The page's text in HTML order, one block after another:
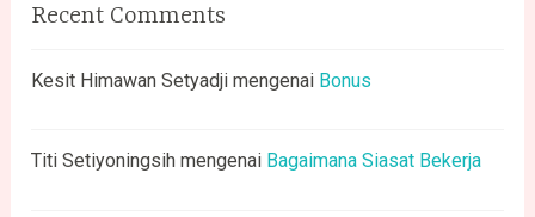
Recent Comments
Kesit Himawan Setyadji mengenai Bonus
Titi Setiyoningsih mengenai Bagaimana Siasat Bekerja